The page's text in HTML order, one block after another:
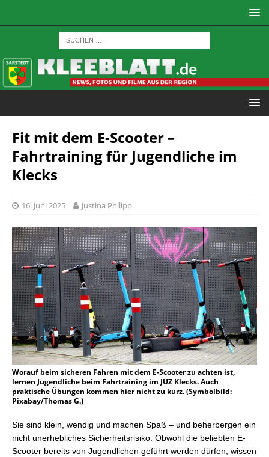
Fit mit dem E-Scooter –
Fahrtraining für Jugendliche im
Klecks
16. Juni 2025 Justina Philipp
Worauf beim sicheren Fahren mit dem E-Scooter zu achten ist,
lernen Jugendliche beim Fahrtraining im JUZ Klecks. Auch
praktische Übungen kommen hier nicht zu kurz. (Symbolbild:
Pixabay/Thomas G.)
Sie sind klein, wendig und machen Spaß – und beherbergen ein
nicht unerhebliches Sicherheitsrisiko. Obwohl die beliebten E-
Scooter bereits von Jugendlichen geführt werden dürfen, wissen